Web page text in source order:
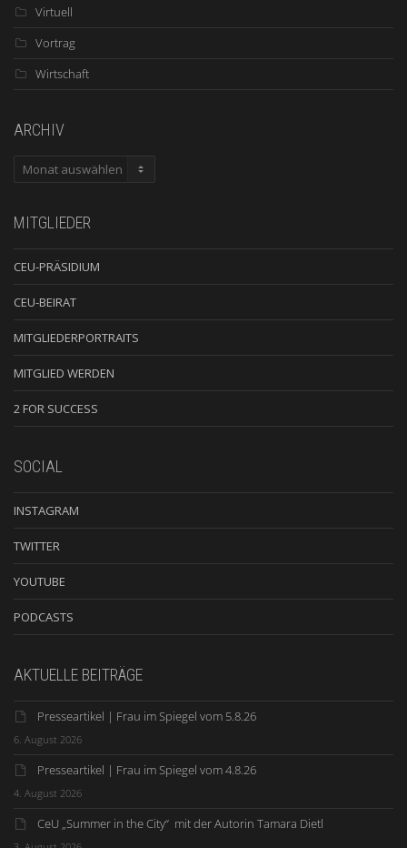
Virtuell
Vortrag
Wirtschaft
ARCHIV
ARCHIV
MITGLIEDER
CEU-PRÄSIDIUM
CEU-BEIRAT
MITGLIEDERPORTRAITS
MITGLIED WERDEN
2 FOR SUCCESS
SOCIAL
INSTAGRAM
TWITTER
YOUTUBE
PODCASTS
AKTUELLE BEITRÄGE
Presseartikel | Frau im Spiegel vom 5.8.26
6. August 2026
Presseartikel | Frau im Spiegel vom 4.8.26
4. August 2026
CeU „Summer in the City“ mit der Autorin Tamara Dietl